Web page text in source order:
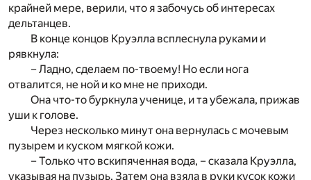
крайней мере, верили, что я забочусь об интересах
дельтанцев.
В конце концов Круэлла всплеснула руками и
рявкнула:
– Ладно, сделаем по-твоему! Но если нога
отвалится, не ной и ко мне не приходи.
Она что-то буркнула ученице, и та убежала, прижав
уши к голове.
Через несколько минут она вернулась с мочевым
пузырем и куском мягкой кожи.
– Только что вскипяченная вода, – сказала Круэлла,
указывая на пузырь. Затем она взяла в руки кусок кожи